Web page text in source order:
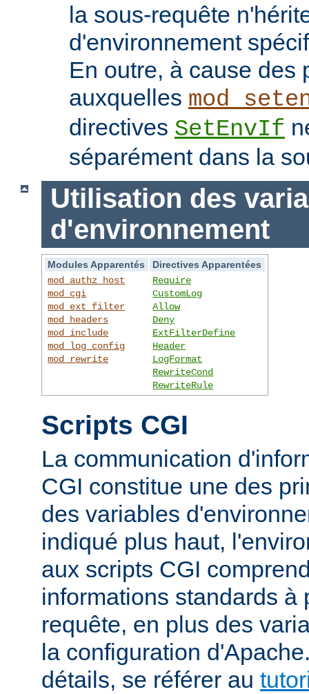
la sous-requête
d'environnement
En outre, à cause des
auxquelles
directives SetEnvIf
séparément dans la
Utilisation des
d'environnement
Modules Apparentés
Directives Apparentées
mod_authz_host
mod_cgi
mod_ext_filter
mod_headers
mod_include
mod_log_config
mod_rewrite
Require
CustomLog
Allow
Deny
ExtFilterDefine
Header
LogFormat
RewriteCond
RewriteRule
Scripts CGI
La communication
CGI constitue une des
des variables
indiqué plus haut,
aux scripts CGI
informations standards à
requête, en plus des
la configuration
détails, se référer au